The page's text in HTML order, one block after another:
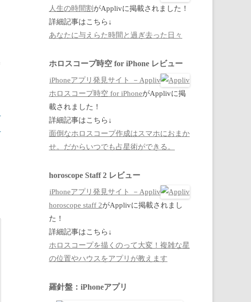
人生の時間割 がApplivに掲載されました！
詳細記事はこちら↓
あなたに与えらた時間と過ぎ去った日々
ホロスコープ時空 for iPhone レビュー
iPhoneアプリ発見サイト －Appliv
ホロスコープ時空 for iPhoneがApplivに掲
載されました！
詳細記事はこちら↓
面倒なホロスコープ作成はスマホにおまか
せ。だからいつでも占星術ができる。
horoscope Staff 2 レビュー
iPhoneアプリ発見サイト －Appliv
horoscope staff 2がApplivに掲載されまし
た！
詳細記事はこちら↓
ホロスコープを描くのって大変！複雑な星
の位置やハウスをアプリが教えます
羅針盤：iPhoneアプリ